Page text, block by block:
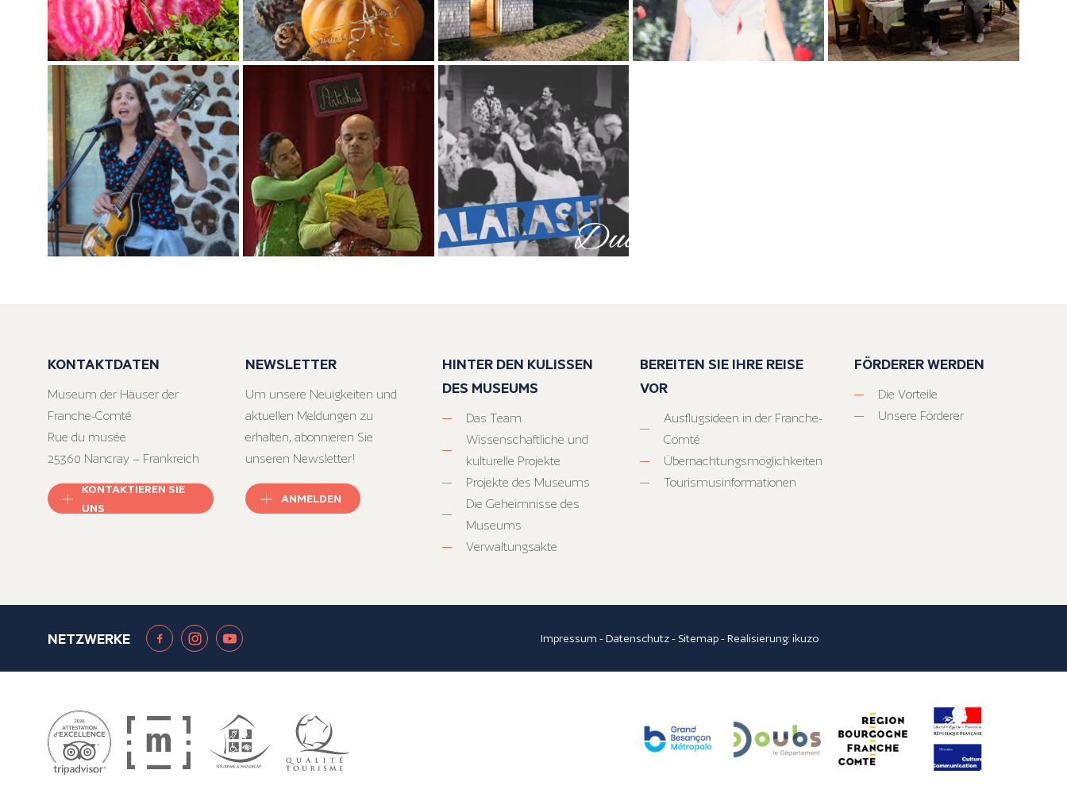
KONTAKTDATEN
Museum der Häuser der
Franche-Comté
Rue du musée
25360 Nancray – Frankreich
KONTAKTIEREN SIE
UNS
NEWSLETTER
Um unsere Neuigkeiten und
aktuellen Meldungen zu
erhalten, abonnieren Sie
unseren Newsletter!
ANMELDEN
HINTER DEN KULISSEN
DES MUSEUMS
Das Team
Wissenschaftliche und
kulturelle Projekte
Projekte des Museums
Die Geheimnisse des
Museums
Verwaltungsakte
BEREITEN SIE IHRE REISE
VOR
Ausflugsideen in der Franche-
Comté
Übernachtungsmöglichkeiten
Tourismusinformationen
FÖRDERER WERDEN
Die Vorteile
Unsere Förderer
NETZWERKE Impressum -Datenschutz- Sitemap- Realisierung:ikuzo